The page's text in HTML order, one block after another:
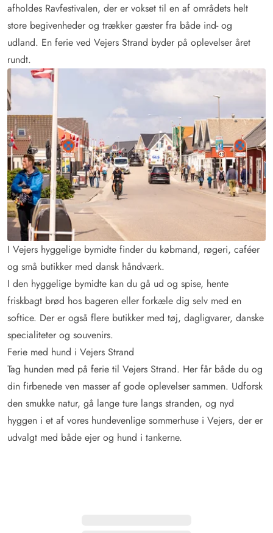
afholdes Ravfestivalen, der er vokset til en af områdets helt
store begivenheder og trækker gæster fra både ind- og
udland. En ferie ved Vejers Strand byder på oplevelser året
rundt.
I Vejers hyggelige bymidte finder du købmand, røgeri, caféer
og små butikker med dansk håndværk.
I den hyggelige bymidte kan du gå ud og spise, hente
friskbagt brød hos bageren eller forkæle dig selv med en
softice. Der er også flere butikker med tøj, dagligvarer, danske
specialiteter og souvenirs.
Ferie med hund i Vejers Strand
Tag hunden med på ferie til Vejers Strand. Her får både du og
din firbenede ven masser af gode oplevelser sammen. Udforsk
den smukke natur, gå lange ture langs stranden, og nyd
hyggen i et af vores hundevenlige sommerhuse i Vejers, der er
udvalgt med både ejer og hund i tankerne.